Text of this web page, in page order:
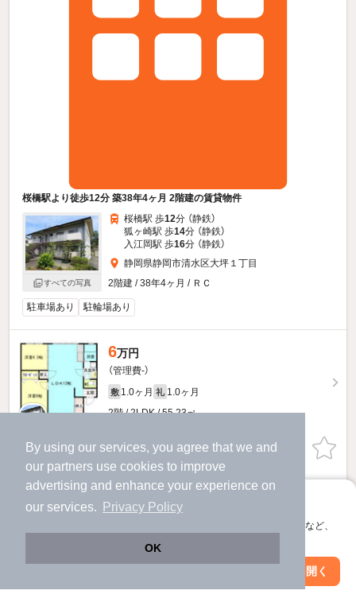
By using our services, you agree that we and
our partners use cookies to improve
advertising and enhance your experience on
our services.
Privacy Policy
OK
アプリに切り替えて、サクサクお部屋探し
会員登録なしですぐ使える。マップ検索やお気に入り保存など、
アプリを開く
桜橋駅より徒歩12分 築38年4ヶ月 2階建の賃貸物件
すべての写真
桜橋駅 歩12分 （静鉄）
狐ヶ崎駅 歩14分 （静鉄）
入江岡駅 歩16分 （静鉄）
静岡県静岡市清水区大坪１丁目
2階建 / 38年4ヶ月 / ＲＣ
駐車場あり 駐輪場あり
6万円
（管理費-）
敷 1.0ヶ月 礼 1.0ヶ月
2階 / 2LDK / 55.23㎡
お問い合わせ（無料）
提供
絞り込み条件を変更